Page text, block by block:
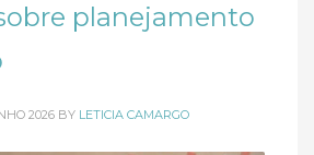
planejamento
2026 BY LETICIA CAMARGO